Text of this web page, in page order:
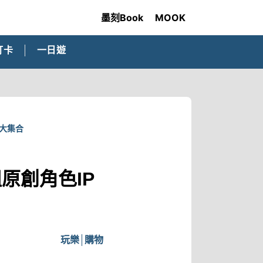
墨刻Book MOOK
卡 一日遊
集合
創角色IP
玩樂 購物